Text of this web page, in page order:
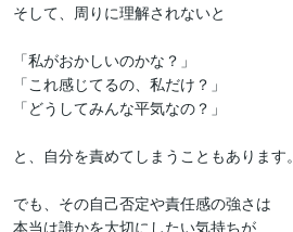
そして、周りに理解されないと
「私がおかしいのかな？」
「これ感じてるの、私だけ？」
「どうしてみんな平気なの？」
と、自分を責めてしまうこともあります。
でも、その自己否定や責任感の強さは
本当は誰かを大切にしたい気持ちが